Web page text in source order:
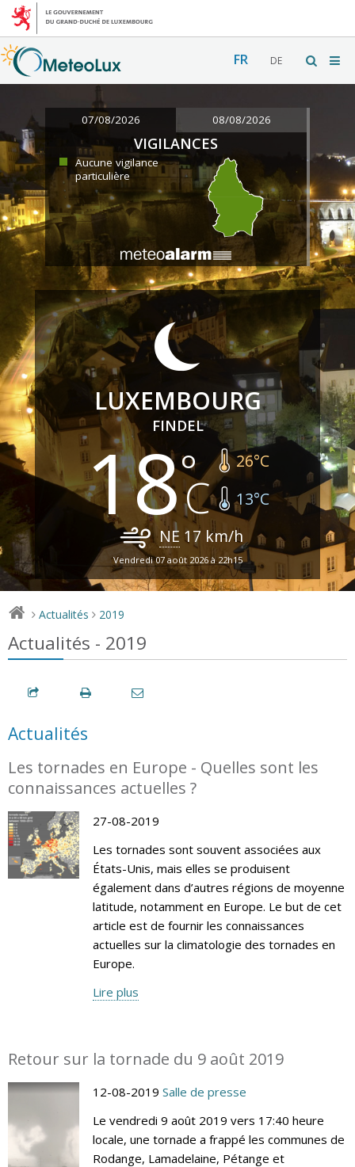
FR DE
07/08/2026 08/08/2026
VIGILANCES
Aucune vigilance
particulière
LUXEMBOURG
FINDEL
18 26°C
13°C
NE 17 km/h
Vendredi 07 août 2026 à 22h15
> Actualités > 2019
Actualités - 2019
Actualités
Les tornades en Europe - Quelles sont les
connaissances actuelles ?
27-08-2019
Les tornades sont souvent associées aux
États-Unis, mais elles se produisent
également dans d’autres régions de moyenne
latitude, notamment en Europe. Le but de cet
article est de fournir les connaissances
actuelles sur la climatologie des tornades en
Europe.
Lire plus
Retour sur la tornade du 9 août 2019
12-08-2019 Salle de presse
Le vendredi 9 août 2019 vers 17:40 heure
locale, une tornade a frappé les communes de
Rodange, Lamadelaine, Pétange et